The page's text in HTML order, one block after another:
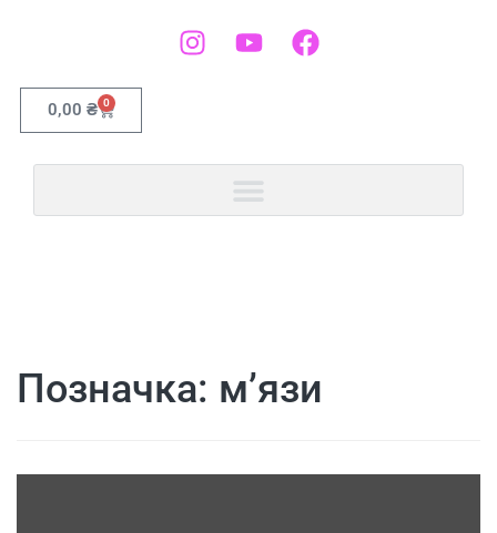
0,00 ₴ 0
Позначка: м’язи